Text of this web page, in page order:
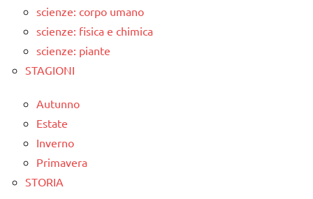
scienze: corpo umano
scienze: fisica e chimica
scienze: piante
STAGIONI
Autunno
Estate
Inverno
Primavera
STORIA